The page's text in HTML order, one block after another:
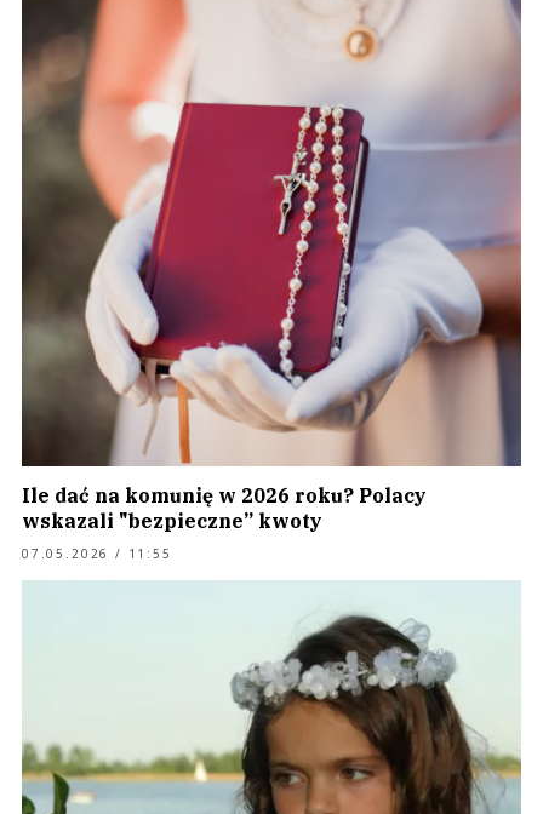
Ile dać na komunię w 2026 roku? Polacy
wskazali "bezpieczne” kwoty
07.05.2026 / 11:55